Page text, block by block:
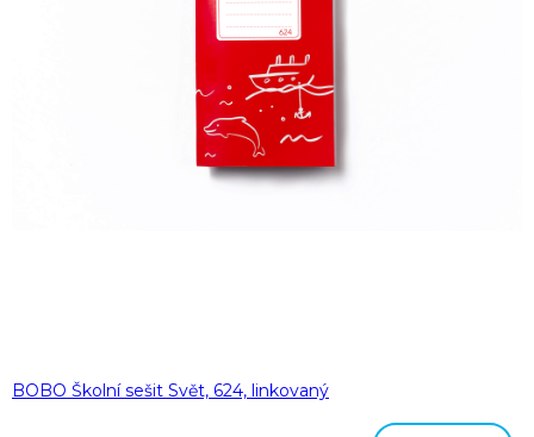
BOBO Školní sešit Svět, 624, linkovaný